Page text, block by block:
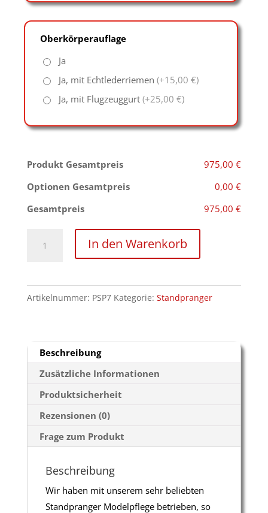
Oberkörperauflage
Ja
Ja, mit Echtlederriemen (+15,00 €)
Ja, mit Flugzeuggurt (+25,00 €)
Produkt Gesamtpreis
975,00 €
Optionen Gesamtpreis
0,00 €
Gesamtpreis
975,00 €
"Gigant
höhenverstellbar
Menge
In den Warenkorb
Artikelnummer: PSP7 Kategorie: Standpranger
Beschreibung
Zusätzliche Informationen
Produktsicherheit
Rezensionen (0)
Frage zum Produkt
Beschreibung
Wir haben mit unserem sehr beliebten
Standpranger Modelpflege betrieben, so